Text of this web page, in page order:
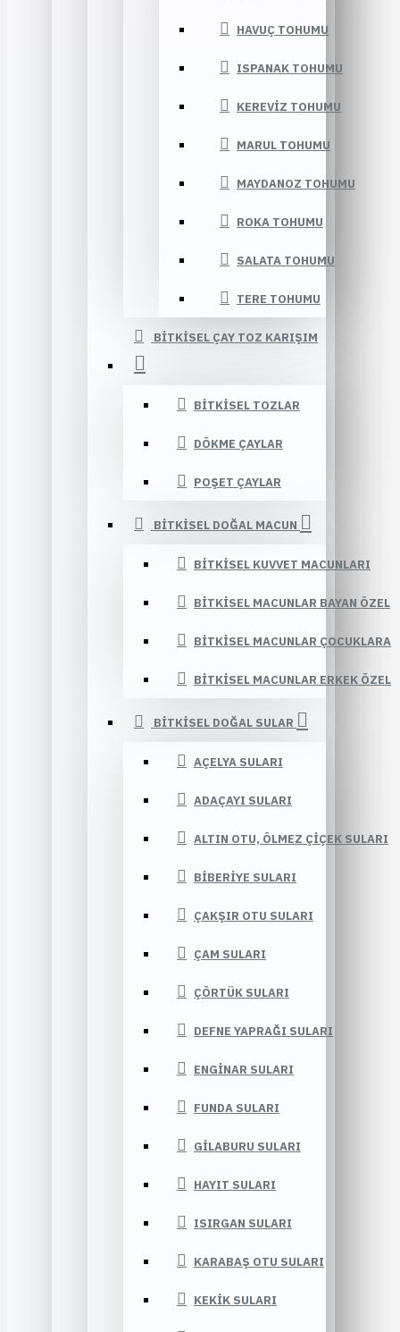
HAVUÇ TOHUMU
ISPANAK TOHUMU
KEREVIZ TOHUMU
MARUL TOHUMU
MAYDANOZ TOHUMU
ROKA TOHUMU
SALATA TOHUMU
TERE TOHUMU
BITKISEL ÇAY TOZ KARIŞIM
BITKISEL TOZLAR
DÖKME ÇAYLAR
POŞET ÇAYLAR
BITKISEL DOĞAL MACUN
BITKISEL KUVVET MACUNLARI
BITKISEL MACUNLAR BAYAN ÖZEL
BITKISEL MACUNLAR ÇOCUKLARA
BITKISEL MACUNLAR ERKEK ÖZEL
BITKISEL DOĞAL SULAR
AÇELYA SULARI
ADAÇAYI SULARI
ALTIN OTU, ÖLMEZ ÇIÇEK SULARI
BIBERIYE SULARI
ÇAKŞIR OTU SULARI
ÇAM SULARI
ÇÖRTÜK SULARI
DEFNE YAPRAĞI SULARI
ENGINAR SULARI
FUNDA SULARI
GILABURU SULARI
HAYIT SULARI
ISIRGAN SULARI
KARABAŞ OTU SULARI
KEKIK SULARI